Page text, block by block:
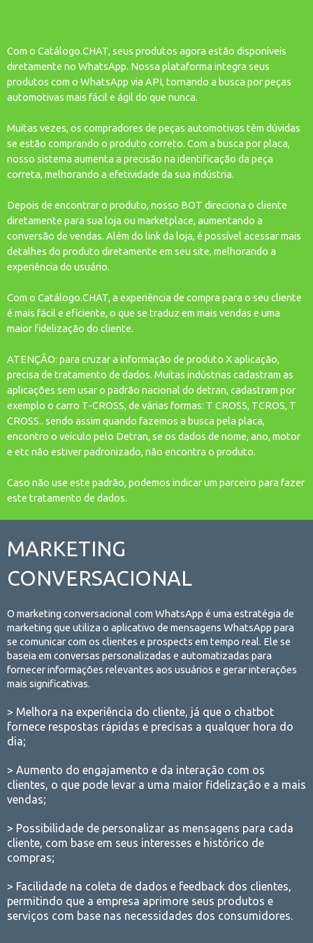
Com o Catálogo.CHAT, seus produtos agora estão disponíveis
diretamente no WhatsApp. Nossa plataforma integra seus
produtos com o WhatsApp via API, tornando a busca por peças
automotivas mais fácil e ágil do que nunca.
Muitas vezes, os compradores de peças automotivas têm dúvidas
se estão comprando o produto correto. Com a busca por placa,
nosso sistema aumenta a precisão na identificação da peça
correta, melhorando a efetividade da sua indústria.
Depois de encontrar o produto, nosso BOT direciona o cliente
diretamente para sua loja ou marketplace, aumentando a
conversão de vendas. Além do link da loja, é possível acessar mais
detalhes do produto diretamente em seu site, melhorando a
experiência do usuário.
Com o Catálogo.CHAT, a experiência de compra para o seu cliente
é mais fácil e eficiente, o que se traduz em mais vendas e uma
maior fidelização do cliente.
ATENÇÃO: para cruzar a informação de produto X aplicação,
precisa de tratamento de dados. Muitas indústrias cadastram as
aplicações sem usar o padrão nacional do detran, cadastram por
exemplo o carro T-CROSS, de várias formas: T CROSS, TCROS, T
CROSS.. sendo assim quando fazemos a busca pela placa,
encontro o veículo pelo Detran, se os dados de nome, ano, motor
e etc não estiver padronizado, não encontra o produto.
Caso não use este padrão, podemos indicar um parceiro para fazer
este tratamento de dados.
MARKETING
CONVERSACIONAL
O marketing conversacional com WhatsApp é uma estratégia de
marketing que utiliza o aplicativo de mensagens WhatsApp para
se comunicar com os clientes e prospects em tempo real. Ele se
baseia em conversas personalizadas e automatizadas para
fornecer informações relevantes aos usuários e gerar interações
mais significativas.
> Melhora na experiência do cliente, já que o chatbot
fornece respostas rápidas e precisas a qualquer hora do
dia;
> Aumento do engajamento e da interação com os
clientes, o que pode levar a uma maior fidelização e a mais
vendas;
> Possibilidade de personalizar as mensagens para cada
cliente, com base em seus interesses e histórico de
compras;
> Facilidade na coleta de dados e feedback dos clientes,
permitindo que a empresa aprimore seus produtos e
serviços com base nas necessidades dos consumidores.